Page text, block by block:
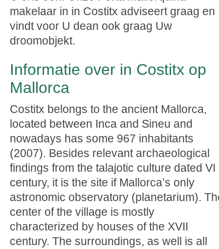
makelaar in in Costitx adviseert graag en
vindt voor U dean ook graag Uw
droomobjekt.
Informatie over in Costitx op
Mallorca
Costitx belongs to the ancient Mallorca,
located between Inca and Sineu and
nowadays has some 967 inhabitants
(2007). Besides relevant archaeological
findings from the talajotic culture dated VI
century, it is the site if Mallorca’s only
astronomic observatory (planetarium).
center of the village is mostly
characterized by houses of the XVII
century. The surroundings, as well is all